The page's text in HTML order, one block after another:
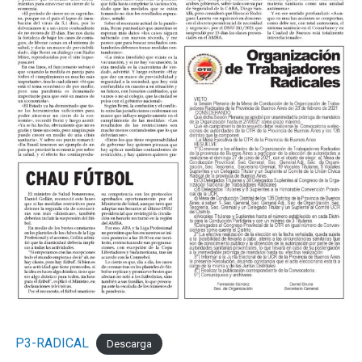
Los de Mignini eran mucho más y el tercero llegó por
decantación. A los 24, Verón avanzó a toda velocidad
por izquierda, habilitó a Castillo y Acha, que lo venía
corriendo de atrás, lo desestabilizó adentro del area,
Rubiano no dudó y el juvenil desde los doce pasos anotó
su primer gol en el Federal A para empezar a decretar la
historia.
El complemento se jugó a otro ritmo pero mostró la
solidez del fondo kimberleño cada vez que lo probaron.
Más allá de eso, en los primeros cinco minutos, Miori
tuvo dos claras para convertir el cuarto pero Nadal se
lució en ambas con dos atajadas tremendas.
Los cambios probados por Mario Martínez le dieron a
en el pase en el pase final. Por su lado, Mignini también
movió el banco para darle media hora a Ezequiel Cérica,
P3-RADICAL Descarga